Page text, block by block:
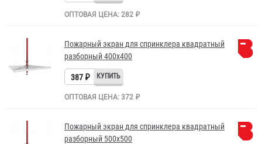
ОПТОВАЯ ЦЕНА: 282 ₽
Пожарный экран для спринклера квадратный
разборный 400х400
387 ₽
ОПТОВАЯ ЦЕНА: 372 ₽
Пожарный экран для спринклера квадратный
разборный 500х500